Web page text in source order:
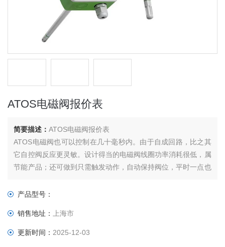
ATOS电磁阀报价表
简要描述：ATOS电磁阀报价表
ATOS电磁阀也可以控制在几十毫秒内。由于自成回路，比之其
它自控阀反应更灵敏。设计得当的电磁阀线圈功率消耗很低，属
节能产品；还可做到只需触发动作，自动保持阀位，平时一点也
调节精度受限，适用介质受限
能连续调节，所以调节精度还受到一定限制。
产品型号：
销售地址：上海市
更新时间：2025-12-03